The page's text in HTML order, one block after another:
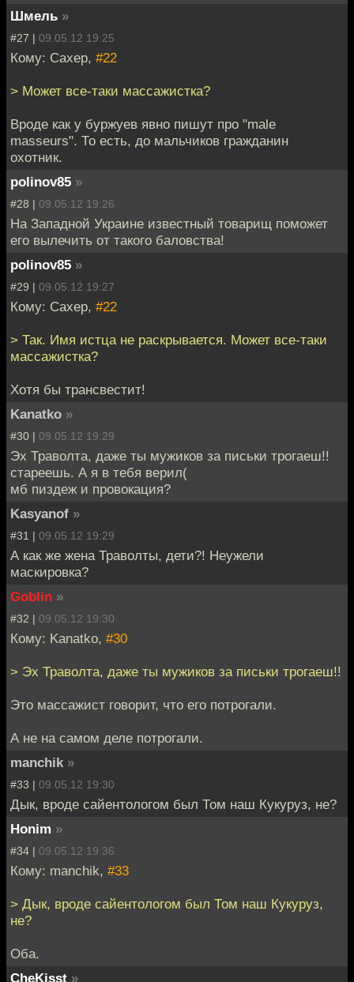
Шмель »
#27 | 09.05.12 19:25
Кому: Caxep, #22
> Может все-таки массажистка?
Вроде как у буржуев явно пишут про "male
masseurs". То есть, до мальчиков гражданин
охотник.
polinov85 »
#28 | 09.05.12 19:26
На Западной Украине известный товарищ поможет
его вылечить от такого баловства!
polinov85 »
#29 | 09.05.12 19:27
Кому: Caxep, #22
> Так. Имя истца не раскрывается. Может все-таки
массажистка?
Хотя бы трансвестит!
Kanatko »
#30 | 09.05.12 19:29
Эх Траволта, даже ты мужиков за письки трогаеш!!
стареешь. А я в тебя верил(
мб пиздеж и провокация?
Kasyanof »
#31 | 09.05.12 19:29
А как же жена Траволты, дети?! Неужели
маскировка?
Goblin »
#32 | 09.05.12 19:30
Кому: Kanatko, #30
> Эх Траволта, даже ты мужиков за письки трогаеш!!
Это массажист говорит, что его потрогали.
А не на самом деле потрогали.
manchik »
#33 | 09.05.12 19:30
Дык, вроде сайентологом был Том наш Кукуруз, не?
Honim »
#34 | 09.05.12 19:36
Кому: manchik, #33
> Дык, вроде сайентологом был Том наш Кукуруз,
не?
Оба.
CheKisst »